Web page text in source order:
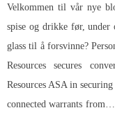
Velkommen til vår nye
spise og drikke før,
glass til å forsvinne?
Resources secures
Resources ASA in
connected warrants